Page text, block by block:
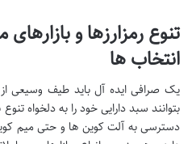
تنوع رمزارزها و
انتخاب ها
یک صرافی ایده آل باید طیف وسیعی از
بتوانند سبد دارایی خود را به دلخواه
دسترسی به آلت کوین ها و حتی میم